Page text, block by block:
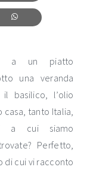
a un piatto
una veranda
basilico, l’olio
casa, tanto Italia,
a cui siamo
Perfetto,
di cui vi racconto